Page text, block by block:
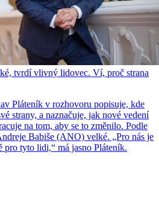
tvrdí vlivný lidovec. Ví, proč strana
Pláteník v rozhovoru popisuje, kde
strany, a naznačuje, jak nové vedení
na tom, aby se to změnilo. Podle
Babiše (ANO) velké. „Pro nás je
pro tyto lidi,“ má jasno Pláteník.